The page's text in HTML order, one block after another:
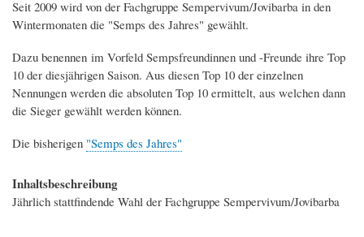
Seit 2009 wird von der Fachgruppe Sempervivum/Jovibarba in den
Wintermonaten die "Semps des Jahres" gewählt.
Dazu benennen im Vorfeld Sempsfreundinnen und -Freunde ihre Top
10 der diesjährigen Saison. Aus diesen Top 10 der einzelnen
Nennungen werden die absoluten Top 10 ermittelt, aus welchen dann
die Sieger gewählt werden können.
Die bisherigen "Semps des Jahres"
Inhaltsbeschreibung
Jährlich stattfindende Wahl der Fachgruppe Sempervivum/Jovibarba